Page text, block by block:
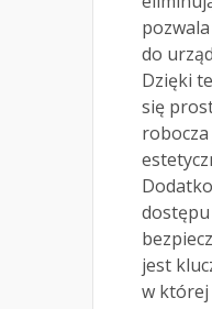
do
Dzięki
się
jest
w której